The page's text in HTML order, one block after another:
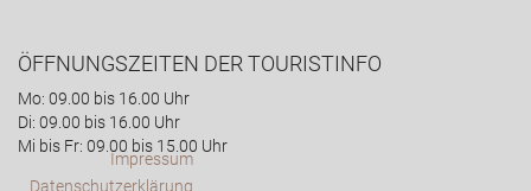
ÖFFNUNGSZEITEN DER TOURISTINFO
Mo: 09.00 bis 16.00 Uhr
Di: 09.00 bis 16.00 Uhr
Mi bis Fr: 09.00 bis 15.00 Uhr
Impressum
Datenschutzerklärung